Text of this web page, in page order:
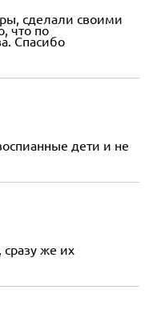
сделали своими
что по
Спасибо
дети и не
же их